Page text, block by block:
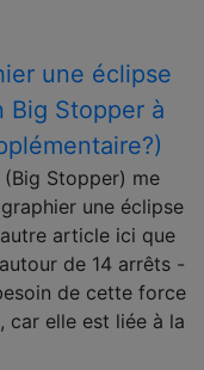
une éclipse
Big Stopper à
Stopper) me
une éclipse
article ici que
de 14 arrêts -
de cette force
car elle est liée à la